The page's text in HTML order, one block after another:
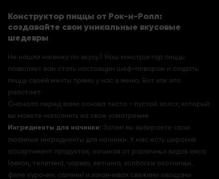
Конструктор пиццы от Рок-н-Ролл:
создавайте свои уникальные вкусовые
шедевры
Не нашли начинку по вкусу? Наш конструктор пиццы
позволяет вам стать настоящим шеф-поваром и создать
пиццу своей мечты прямо у нас в меню. Вот как это
работает.
Сначала перед вами основа теста - пустой холст, который
вы можете наполнять на свое усмотрение
Ингредиенты для начинки: Затем вы выбираете свои
любимые ингредиенты для начинки. У нас есть широкий
ассортимент продуктов, начиная от различных видов мяса
(бекон, телятина, чоризо, ветчина, колбаски охотничьи,
филе курочки, салями) и заканчивая свежими овощами